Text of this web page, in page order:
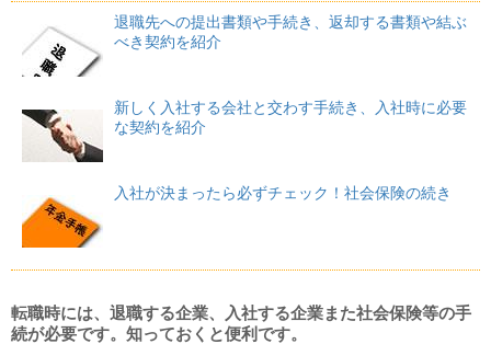
退職先への提出書類や手続き、返却する書類や結ぶ
べき契約を紹介
新しく入社する会社と交わす手続き、入社時に必要
な契約を紹介
入社が決まったら必ずチェック！社会保険の続き
転職時には、退職する企業、入社する企業また社会保険等の手
続が必要です。知っておくと便利です。